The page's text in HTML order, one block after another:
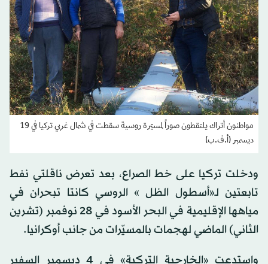
مواطنون أتراك يلتقطون صوراً لمسيّرة روسية سقطت في شمال غربي تركيا في 19
ديسمبر (أ.ف.ب)
ودخلت تركيا على خط الصراع، بعد تعرض ناقلتي نفط
تابعتين لـ«أسطول الظل » الروسي كانتا تبحران في
مياهها الإقليمية في البحر الأسود في 28 نوفمبر (تشرين
الثاني) الماضي لهجمات بالمسيّرات من جانب أوكرانيا.
واستدعت «الخارجية التركية» في 4 ديسمبر السفير